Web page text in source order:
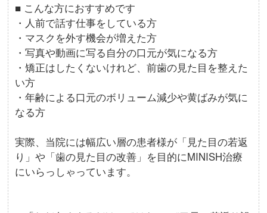
■ こんな方におすすめです
・人前で話す仕事をしている方
・マスクを外す機会が増えた方
・写真や動画に写る自分の口元が気になる方
・矯正はしたくないけれど、前歯の見た目を整えた
い方
・年齢による口元のボリューム減少や黄ばみが気に
なる方
実際、当院には幅広い層の患者様が「見た目の若返
り」や「歯の見た目の改善」を目的にMINISH治療
にいらっしゃっています。